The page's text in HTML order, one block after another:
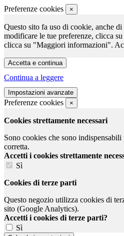
Preferenze cookies ×
Questo sito fa uso di cookie, anche
modificare le tue preferenze, clicca
clicca su "Maggiori informazioni".
Continua a leggere
Preferenze cookies ×
Cookies strettamente necessari
Sono cookies che sono
corretta.
Accetti i cookies strettamente
Sì
Cookies di terze parti
Questo negozio utilizza cookies di
sito (Google Analytics).
Accetti i cookies di terze parti?
Sì